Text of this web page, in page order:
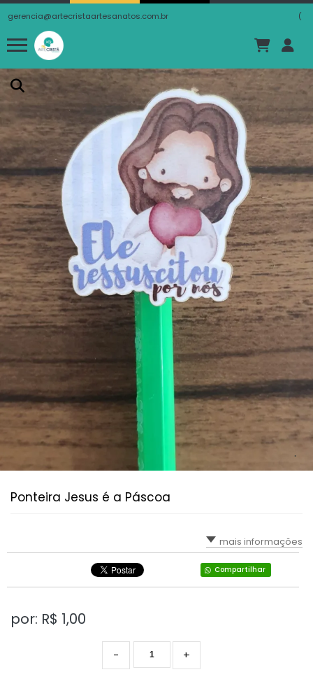
gerencia@artecristaartesanatos.com.br (
Ponteira Jesus é a Páscoa
mais informações
Compartilhar
por: R$ 1,00
+
-